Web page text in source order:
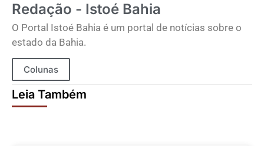
Redação - Istoé Bahia
O Portal Istoé Bahia é um portal de notícias sobre o
estado da Bahia.
Colunas
Leia Também